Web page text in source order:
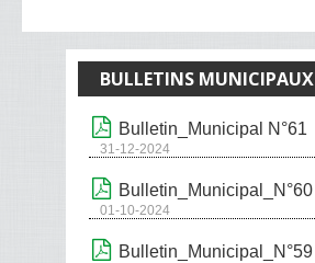
BULLETINS MUNICIPAUX
Bulletin_Municipal N°61
31-12-2024
Bulletin_Municipal_N°60
01-10-2024
Bulletin_Municipal_N°59